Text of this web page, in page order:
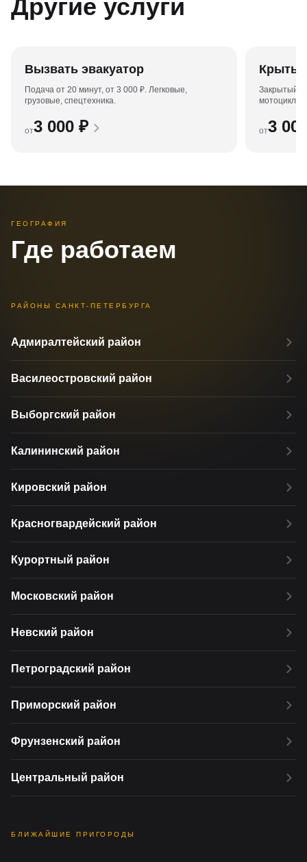
Другие услуги
Вызвать эвакуатор
Подача от 20 минут, от 3 000 ₽. Легковые,
грузовые, спецтехника.
от3 000 ₽
Закрытый
мотоциклов
от3
ГЕОГРАФИЯ
Где работаем
РАЙОНЫ САНКТ-ПЕТЕРБУРГА
Адмиралтейский район
Василеостровский район
Выборгский район
Калининский район
Кировский район
Красногвардейский район
Курортный район
Московский район
Невский район
Петроградский район
Приморский район
Фрунзенский район
Центральный район
БЛИЖАЙШИЕ ПРИГОРОДЫ